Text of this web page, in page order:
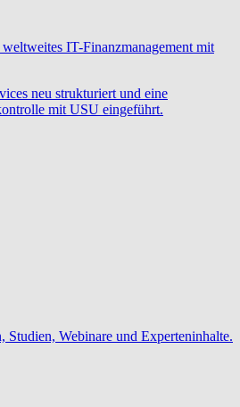
IT-Finanzmanagement mit
neu strukturiert und eine
mit USU eingeführt.
Studien, Webinare und Experteninhalte.